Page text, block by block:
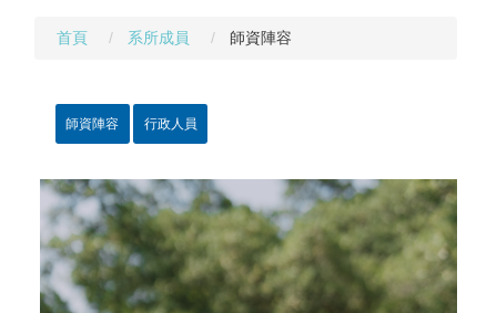
首頁 系所成員 師資陣容
師資陣容 行政人員